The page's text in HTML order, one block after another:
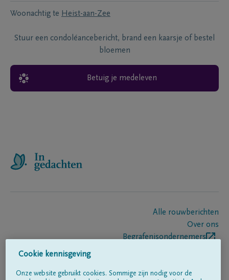
Woonachtig te Heist-aan-Zee
Stuur een condoléancebericht, brand een kaarsje of bestel
bloemen
Betuig je medeleven
Alle rouwberichten
Over ons
Begrafenisondernemers
Cookie kennisgeving
Onze website gebruikt cookies. Sommige zijn nodig voor de